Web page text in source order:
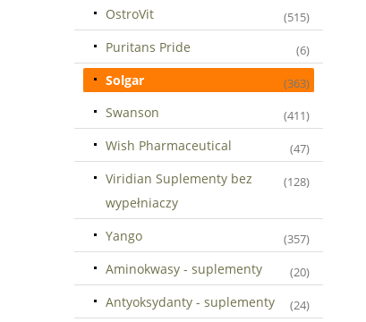
OstroVit (515)
Puritans Pride (6)
Solgar (363)
Swanson (411)
Wish Pharmaceutical (47)
Viridian Suplementy bez
wypełniaczy
(128)
Yango (357)
Aminokwasy - suplementy (20)
Antyoksydanty - suplementy (24)